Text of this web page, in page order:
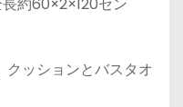
ッションとバスタオ